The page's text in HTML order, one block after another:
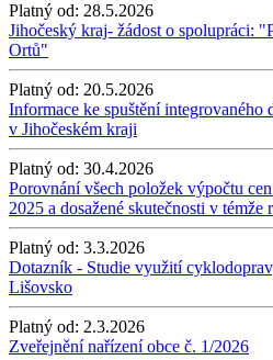
Platný od: 28.5.2026
Jihočeský kraj- žádost o spolupráci:
Ortů"
Platný od: 20.5.2026
Informace ke spuštění
v Jihočeském kraji
Platný od: 30.4.2026
Porovnání všech položek výpočtu
2025 a dosažené skutečnosti v témže
Platný od: 3.3.2026
Dotazník - Studie využití
Lišovsko
Platný od: 2.3.2026
Zveřejnění nařízení obce č. 1/2026